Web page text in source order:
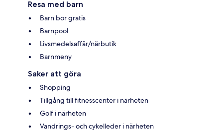
Resa med barn
Barn bor gratis
Barnpool
Livsmedelsaffär/närbutik
Barnmeny
Saker att göra
Shopping
Tillgång till fitnesscenter i närheten
Golf i närheten
Vandrings- och cykelleder i närheten